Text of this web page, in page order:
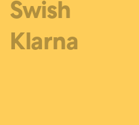
Swish
Klarna